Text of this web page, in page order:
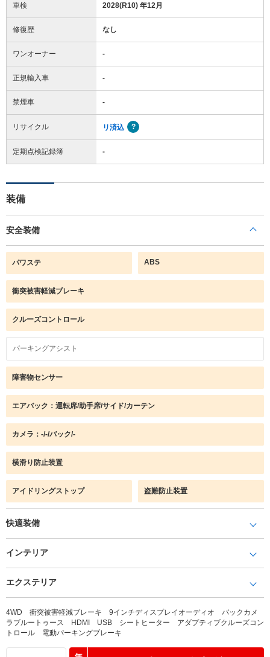
車検 2028(R10) 年12月
修復歴 なし
ワンオーナー -
正規輸入車 -
禁煙車 -
リサイクル リ済込
定期点検記録簿 -
装備
安全装備
パワステ ABS
衝突被害軽減ブレーキ
クルーズコントロール
パーキングアシスト
障害物センサー
エアバック：運転席/助手席/サイド/カーテン
カメラ：-/-/バック/-
横滑り防止装置
アイドリングストップ 盗難防止装置
快適装備
インテリア
エクステリア
4WD 衝突被害軽減ブレーキ 9インチディスプレイオーディオ バックカメ
ラブルートゥース HDMI USB シートヒーター アダプティブクルーズコン
トロール 電動パーキングブレーキ